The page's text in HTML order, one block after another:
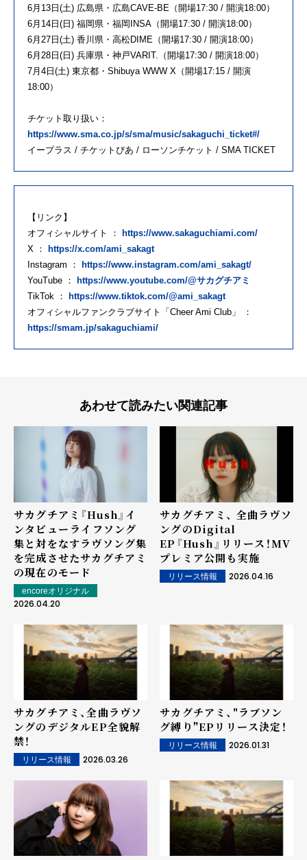
6月13日(土) 広島県・広島CAVE-BE（開場17:30 / 開演18:00）
6月14日(日) 福岡県・福岡INSA（開場17:30 / 開演18:00）
6月27日(土) 香川県・高松DIME（開場17:30 / 開演18:00）
6月28日(日) 兵庫県・神戸VARIT.（開場17:30 / 開演18:00）
7月4日(土) 東京都・Shibuya WWW X（開場17:15 / 開演
18:00）
チケット取り扱い：
https://www.sma.co.jp/s/sma/music/sakaguchi_ticket#/
イープラス / チケットぴあ / ローソンチケット / SMA TICKET
【リンク】
オフィシャルサイト ：
https://www.sakaguchiami.com/
X ：
https://x.com/ami_sakagt
Instagram ：
https://www.instagram.com/ami_sakagt/
YouTube ：
https://www.youtube.com/@サカグチアミ
TikTok ：
https://www.tiktok.com/@ami_sakagt
オフィシャルファンクラブサイト「Cheer Ami Club」 ：
https://smam.jp/sakaguchiami/
あわせて読みたい関連記事
サカグチアミ『Hush』イ
ンタビュー――ライフソング
集と対をなすラヴソング集
を完成させたサカグチアミ
の現在のモード
encoreオリジナル
2026.04.20
サカグチアミ、 全曲ラヴソ
ングのDigital
EP『Hush』リリース！MV
プレミア公開も実施
リリース情報 2026.04.16
サカグチアミ、全曲ラヴソ
ングのデジタルEP全貌解
禁！
リリース情報 2026.03.26
サカグチアミ、"ラブソン
グ縛り"EPリリース決定！
リリース情報 2026.01.31